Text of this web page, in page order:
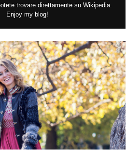
trovare direttamente su Wikipedia.
Enjoy my blog!